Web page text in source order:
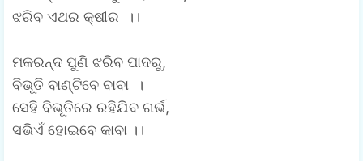
ଝରିବ ଏଥର କ୍ଷୀର ।।
ମକରନ୍ଦ ପୁଣି ଝରିବ ପାଦରୁ,
ବିଭୂତି ବାଣ୍ଟିବେ ବାବା ।
ସେହି ବିଭୂତିରେ ରହିଯିବ ଗର୍ଭ,
ସଭିଏଁ ହୋଇବେ କାବା ।।